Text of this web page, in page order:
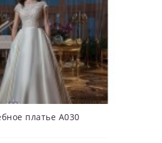
платье А030